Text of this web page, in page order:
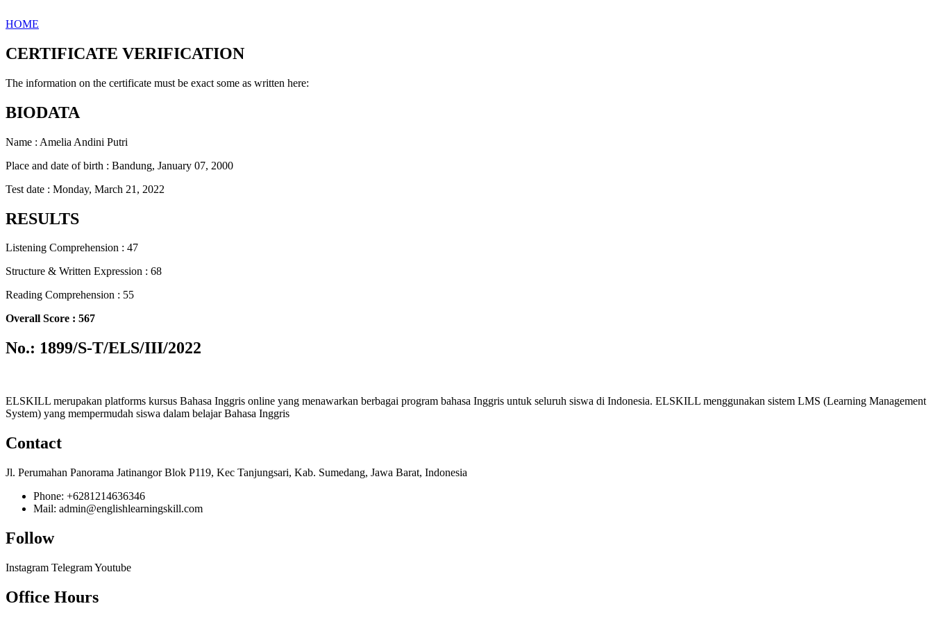
HOME
CERTIFICATE VERIFICATION
The information on the certificate must be exact some as written here:
BIODATA
Name : Amelia Andini Putri
Place and date of birth : Bandung, January 07, 2000
Test date : Monday, March 21, 2022
RESULTS
Listening Comprehension : 47
Structure & Written Expression : 68
Reading Comprehension : 55
Overall Score : 567
No.: 1899/S-T/ELS/III/2022
ELSKILL merupakan platforms kursus Bahasa Inggris online yang menawarkan berbagai program bahasa Inggris untuk seluruh siswa di Indonesia. ELSKILL menggunakan sistem LMS (Learning Management
System) yang mempermudah siswa dalam belajar Bahasa Inggris
Contact
Jl. Perumahan Panorama Jatinangor Blok P119, Kec Tanjungsari, Kab. Sumedang, Jawa Barat, Indonesia
Phone: +6281214636346
Mail: admin@englishlearningskill.com
Follow
Instagram TelegramYoutube
Office Hours